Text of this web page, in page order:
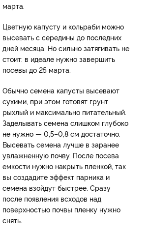
марта.
Цветную капусту и кольраби можно
высевать с середины до последних
дней месяца. Но сильно затягивать не
стоит: в идеале нужно завершить
посевы до 25 марта.
Обычно семена капусты высевают
сухими, при этом готовят грунт
рыхлый и максимально питательный.
Заделывать семена слишком глубоко
не нужно — 0,5–0,8 см достаточно.
Высевать семена лучше в заранее
увлажненную почву. После посева
емкости нужно накрыть пленкой, так
вы создадите эффект парника и
семена взойдут быстрее. Сразу
после появления всходов над
поверхностью почвы пленку нужно
снять.